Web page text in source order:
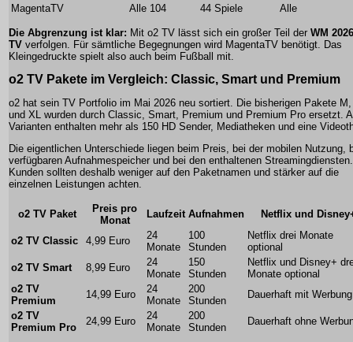
MagentaTV
Alle 104 44 Spiele Alle
Die Abgrenzung ist klar: Mit o2 TV lässt sich ein großer Teil der WM
TV verfolgen. Für sämtliche Begegnungen wird MagentaTV benötigt. Das
Kleingedruckte spielt also auch beim Fußball mit.
o2 TV Pakete im Vergleich: Classic, Smart und Premium
o2 hat sein TV Portfolio im Mai 2026 neu sortiert. Die bisherigen Pakete
und XL wurden durch Classic, Smart, Premium und Premium Pro ersetzt.
Varianten enthalten mehr als 150 HD Sender, Mediatheken und eine
Die eigentlichen Unterschiede liegen beim Preis, bei der mobilen Nutzung,
verfügbaren Aufnahmespeicher und bei den enthaltenen Streamingdiensten.
Kunden sollten deshalb weniger auf den Paketnamen und stärker auf die
einzelnen Leistungen achten.
o2 TV Paket
Preis pro
Monat
Laufzeit Aufnahmen Netflix und
o2 TV Classic 4,99 Euro
24
Monate
100
Stunden
Netflix drei Monate
optional
o2 TV Smart
8,99 Euro
24
Monate
150
Stunden
Netflix und Disney+
Monate optional
o2 TV
Premium
14,99 Euro
24
Monate
200
Stunden
Dauerhaft mit Werbung
o2 TV
Premium Pro
24,99 Euro
24
Monate
200
Stunden
Dauerhaft ohne